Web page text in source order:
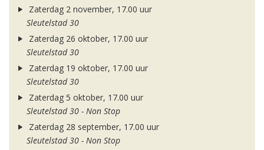
Zaterdag 2 november, 17.00 uur
Sleutelstad 30
Zaterdag 26 oktober, 17.00 uur
Sleutelstad 30
Zaterdag 19 oktober, 17.00 uur
Sleutelstad 30
Zaterdag 5 oktober, 17.00 uur
Sleutelstad 30 - Non Stop
Zaterdag 28 september, 17.00 uur
Sleutelstad 30 - Non Stop